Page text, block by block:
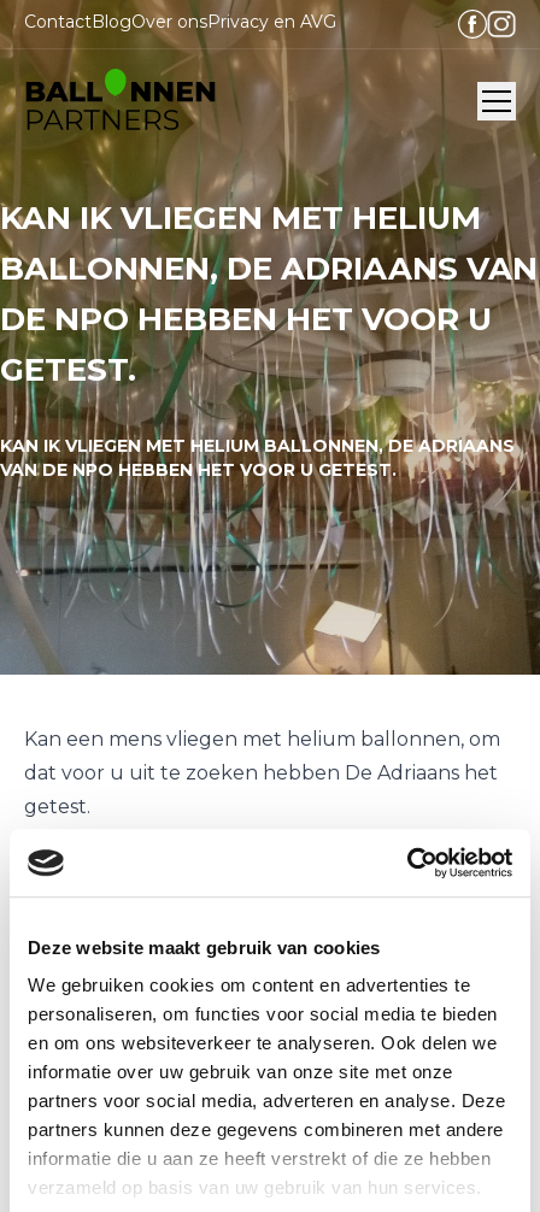
Deze website maakt gebruik van cookies
We gebruiken cookies om content en advertenties te
personaliseren, om functies voor social media te bieden
en om ons websiteverkeer te analyseren. Ook delen we
informatie over uw gebruik van onze site met onze
partners voor social media, adverteren en analyse. Deze
partners kunnen deze gegevens combineren met andere
informatie die u aan ze heeft verstrekt of die ze hebben
verzameld op basis van uw gebruik van hun services.
ContactBlogOver onsPrivacy en AVG
KAN IK VLIEGEN MET HELIUM
BALLONNEN, DE ADRIAANS VAN
DE NPO HEBBEN HET VOOR U
GETEST.
KAN IK VLIEGEN MET HELIUM BALLONNEN, DE ADRIAANS
VAN DE NPO HEBBEN HET VOOR U GETEST.
Kan een mens vliegen met helium ballonnen, om
dat voor u uit te zoeken hebben De Adriaans het
getest.
helium aan het blazen zijn, uiteraard was het een
een handje helpen.
Voor de test zijn 1000
helium ballonnen
gebruikt.
De draagkracht van 1 ballon gevuld met helium is
ongeveer 10 gram.
Als we uitgaan van 1000 ballonnen is de uitkomst
10 kg, dit is nooit genoeg om een gemiddeld mens
van 80 kg te laten zweven. Hiervoor heeft u
minimaal 8000 helium ballonnen nodig.